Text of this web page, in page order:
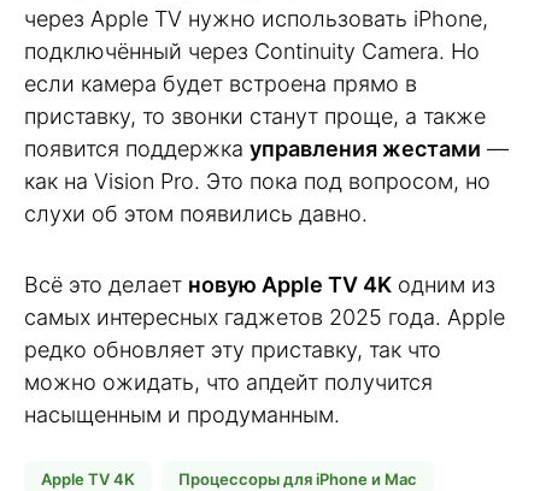
через Apple TV нужно использовать iPhone,
подключённый через Continuity Camera. Но
если камера будет встроена прямо в
приставку, то звонки станут проще, а также
появится поддержка управления жестами —
как на Vision Pro. Это пока под вопросом, но
слухи об этом появились давно.
Всё это делает новую Apple TV 4K одним из
самых интересных гаджетов 2025 года. Apple
редко обновляет эту приставку, так что
можно ожидать, что апдейт получится
насыщенным и продуманным.
Apple TV 4K Процессоры для iPhone и Mac